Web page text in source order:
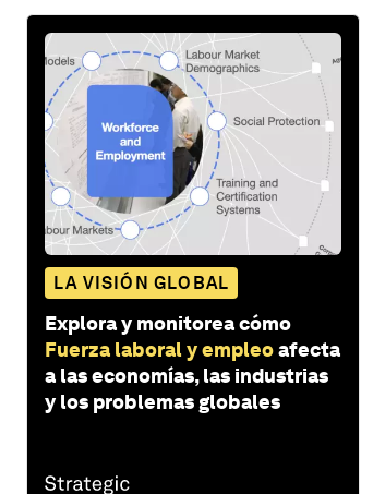
LA VISIÓN GLOBAL
Explora y monitorea cómo
Fuerza laboral y empleoafecta
a las economías, las industrias
y los problemas globales